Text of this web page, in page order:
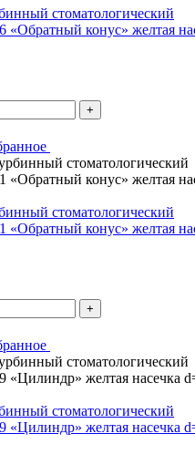
стоматологический
«Обратный конус» желтая
+
стоматологический
«Обратный конус» желтая
+
стоматологический
«Цилиндр» желтая насечка